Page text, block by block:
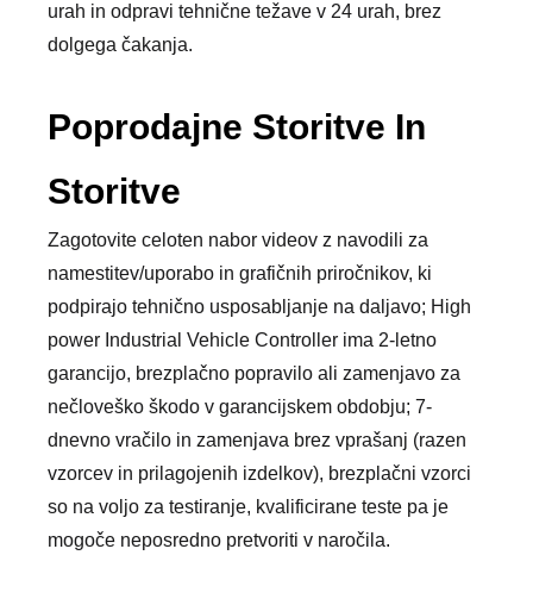
urah in odpravi tehnične težave v 24 urah, brez
dolgega čakanja.
Poprodajne Storitve In
Storitve
Zagotovite celoten nabor videov z navodili za
namestitev/uporabo in grafičnih priročnikov, ki
podpirajo tehnično usposabljanje na daljavo; High
power Industrial Vehicle Controller ima 2-letno
garancijo, brezplačno popravilo ali zamenjavo za
nečloveško škodo v garancijskem obdobju; 7-
dnevno vračilo in zamenjava brez vprašanj (razen
vzorcev in prilagojenih izdelkov), brezplačni vzorci
so na voljo za testiranje, kvalificirane teste pa je
mogoče neposredno pretvoriti v naročila.